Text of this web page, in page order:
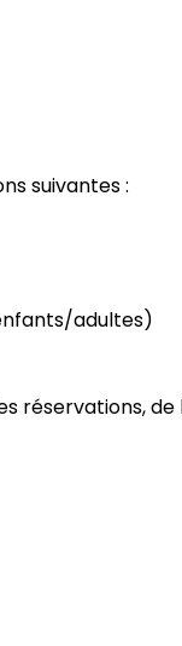
suivantes :
adultes)
réservations,